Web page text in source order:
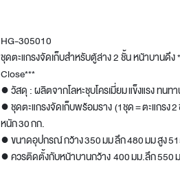
HG-305010
ชุดตะแกรงจัดเก็บสำหรับตู้ล่าง 2 ชั้น หน้าบานดึง
Close***
● วัสดุ : ผลิตจากโลหะชุบโครเมี่ยม แข็งแรง ทนท
● ชุดตะแกรงจัดเก็บพร้อมราง (1ชุด = ตะแกรง 2
หนัก 30 กก.
● ขนาดอุปกรณ์ กว้าง 350 มม ลึก 480 มม สูง
● ควรติดตั้งกับหน้าบานกว้าง 400 มม.ลึก 550